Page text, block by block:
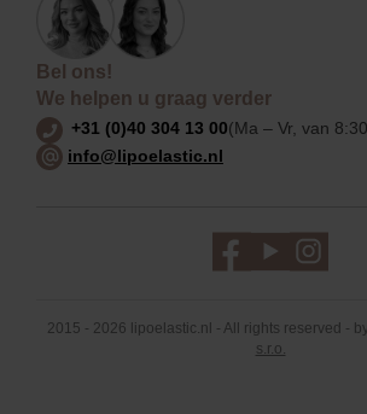
Bel ons!
We helpen u graag verder
+31 (0)40 304 13 00(Ma – Vr, van
info@lipoelastic.nl
2015 - 2026 lipoelastic.nl - All rights reserved -
s.r.o.